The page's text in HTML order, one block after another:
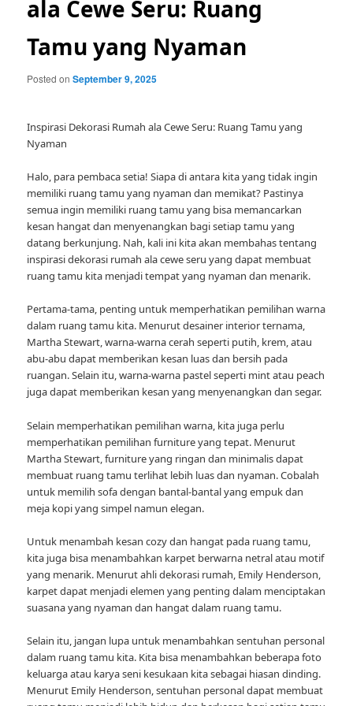
ala Cewe Seru: Ruang
Tamu yang Nyaman
Posted onSeptember 9, 2025
Inspirasi Dekorasi Rumah ala Cewe Seru: Ruang Tamu yang
Nyaman
Halo, para pembaca setia! Siapa di antara kita yang tidak ingin
memiliki ruang tamu yang nyaman dan memikat? Pastinya
semua ingin memiliki ruang tamu yang bisa memancarkan
kesan hangat dan menyenangkan bagi setiap tamu yang
datang berkunjung. Nah, kali ini kita akan membahas tentang
inspirasi dekorasi rumah ala cewe seru yang dapat membuat
ruang tamu kita menjadi tempat yang nyaman dan menarik.
Pertama-tama, penting untuk memperhatikan pemilihan warna
dalam ruang tamu kita. Menurut desainer interior ternama,
Martha Stewart, warna-warna cerah seperti putih, krem, atau
abu-abu dapat memberikan kesan luas dan bersih pada
ruangan. Selain itu, warna-warna pastel seperti mint atau peach
juga dapat memberikan kesan yang menyenangkan dan segar.
Selain memperhatikan pemilihan warna, kita juga perlu
memperhatikan pemilihan furniture yang tepat. Menurut
Martha Stewart, furniture yang ringan dan minimalis dapat
membuat ruang tamu terlihat lebih luas dan nyaman. Cobalah
untuk memilih sofa dengan bantal-bantal yang empuk dan
meja kopi yang simpel namun elegan.
Untuk menambah kesan cozy dan hangat pada ruang tamu,
kita juga bisa menambahkan karpet berwarna netral atau motif
yang menarik. Menurut ahli dekorasi rumah, Emily Henderson,
karpet dapat menjadi elemen yang penting dalam menciptakan
suasana yang nyaman dan hangat dalam ruang tamu.
Selain itu, jangan lupa untuk menambahkan sentuhan personal
dalam ruang tamu kita. Kita bisa menambahkan beberapa foto
keluarga atau karya seni kesukaan kita sebagai hiasan dinding.
Menurut Emily Henderson, sentuhan personal dapat membuat